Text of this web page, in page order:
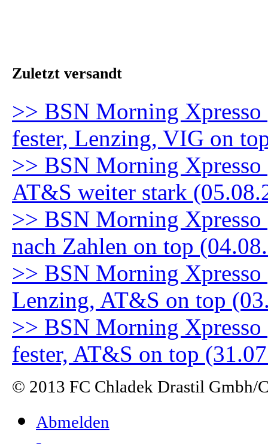
Zuletzt versandt
>> BSN Morning
fester, Lenzing, VIG on
>> BSN Morning
AT&S weiter stark
>> BSN Morning
nach Zahlen on top
>> BSN Morning
Lenzing, AT&S on top
>> BSN Morning
fester, AT&S on top
© 2013 FC Chladek Drastil Gmbh/
Abmelden